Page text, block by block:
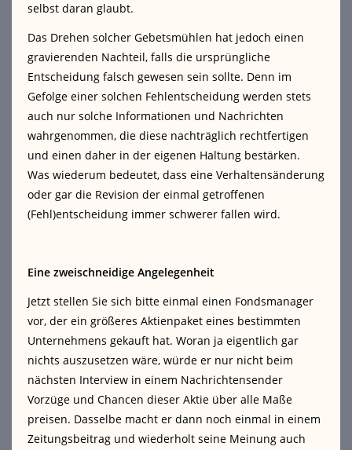
selbst daran glaubt.
Das Drehen solcher Gebetsmühlen hat jedoch einen
gravierenden Nachteil, falls die ursprüngliche
Entscheidung falsch gewesen sein sollte. Denn im
Gefolge einer solchen Fehlentscheidung werden stets
auch nur solche Informationen und Nachrichten
wahrgenommen, die diese nachträglich rechtfertigen
und einen daher in der eigenen Haltung bestärken.
Was wiederum bedeutet, dass eine Verhaltensänderung
oder gar die Revision der einmal getroffenen
(Fehl)entscheidung immer schwerer fallen wird.
Eine zweischneidige Angelegenheit
Jetzt stellen Sie sich bitte einmal einen Fondsmanager
vor, der ein größeres Aktienpaket eines bestimmten
Unternehmens gekauft hat. Woran ja eigentlich gar
nichts auszusetzen wäre, würde er nur nicht beim
nächsten Interview in einem Nachrichtensender
Vorzüge und Chancen dieser Aktie über alle Maße
preisen. Dasselbe macht er dann noch einmal in einem
Zeitungsbeitrag und wiederholt seine Meinung auch